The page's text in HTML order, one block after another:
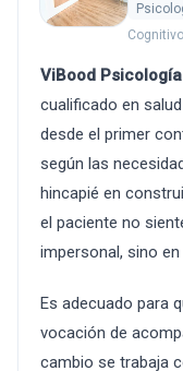
ViBood Psicología
cualificado en
desde el primer
según las
hincapié en
el paciente no
impersonal, sino
Es adecuado para
vocación de
cambio se trabaja